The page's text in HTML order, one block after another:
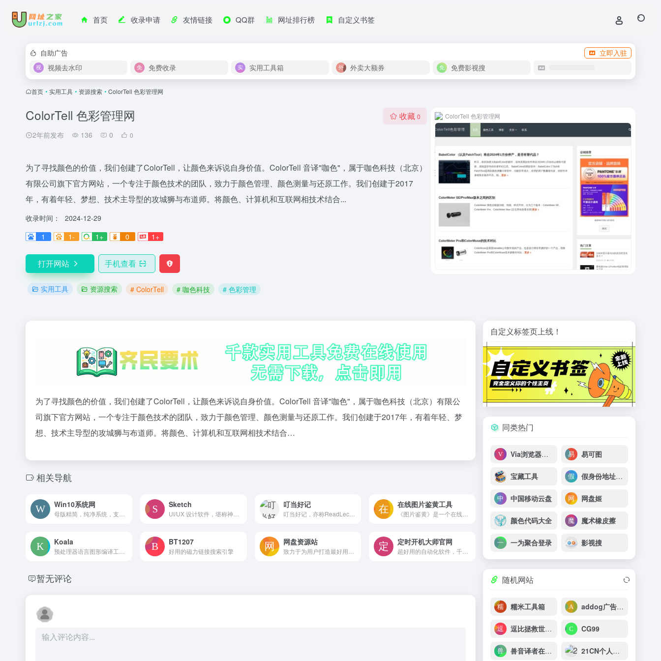
首页 收录申请 友情链接 QQ群 网址排行榜 自定义书签
自助广告
立即入驻
视频去水印
免费收录 实用工具箱 外卖大额券 免费影视搜
首页 • 实用工具 • 资源搜索 • ColorTell 色彩管理网
ColorTell 色彩管理网
2年前发布 136 0 0
收藏 0
为了寻找颜色的价值，我们创建了ColorTell，让颜色来诉说自身价值。ColorTell 音译"咖色"，属于咖色科技（北京）
有限公司旗下官方网站，一个专注于颜色技术的团队，致力于颜色管理、颜色测量与还原工作。我们创建于2017
年，有着年轻、梦想、技术主导型的攻城狮与布道师。将颜色、计算机和互联网相技术结合...
收录时间：
2024-12-29
1
1- 1+ 0 1+
打开网站 手机查看
实用工具 资源搜索 # ColorTell # 咖色科技 # 色彩管理
ColorTell 色彩管理网
为了寻找颜色的价值，我们创建了ColorTell，让颜色来诉说自身价值。ColorTell 音译"咖色"，属于咖色科技（北京）有限公
司旗下官方网站，一个专注于颜色技术的团队，致力于颜色管理、颜色测量与还原工作。我们创建于2017年，有着年轻、梦
想、技术主导型的攻城狮与布道师。将颜色、计算机和互联网相技术结合…
相关导航
Win10系统网 Sketch 叮当好记
叮当好记，亦称ReadLecture，是一款尖端的AI音视频转录与概要生成工具，匠心打造以显著提升用户学习与办公效能为核心。该工具凭借卓越的音视频转录、多语种翻译及精炼总结能力，能够迅速将视频与音频素材转化为精准文字记录，并配套提供详尽的思维导图及内容大纲，助力用户高效吸收信息，优化工作流程。
在线图片鉴黄工具
Koala BT1207
好用的磁力链接搜索引擎
网盘资源站 定时开机大师官网
暂无评论
自定义标签页上线！
同类热门
Via浏览器官网 – 崇尚速度与简约的手机浏览器，Via唯一官方网站 易可图
宝藏工具 假身份地址生成器
中国移动云盘 网盘姬
颜色代码大全 魔术橡皮擦
一为聚合登录 影视搜
随机网站
糯米工具箱 addog广告人的网址导航
逗比拯救世界（表情搜索） CG99
兽音译者在线编码解码 21CN个人邮箱